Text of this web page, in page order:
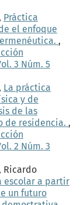
Práctica
el enfoque
,
3 Núm. 5
La práctica
y de
de las
de residencia. ,
2 Núm. 3
Ricardo
escolar a partir
un futuro